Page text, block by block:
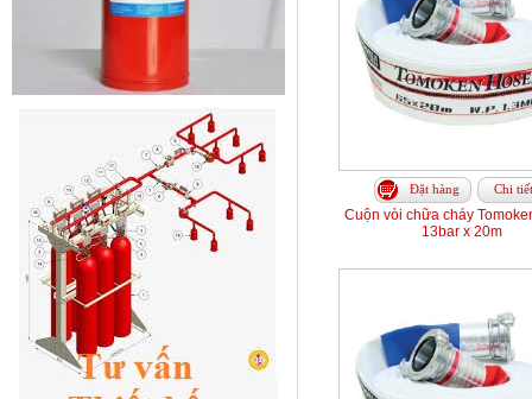
Đặt hàng Chi tiết
Cuộn vòi chữa cháy
13bar x 20m